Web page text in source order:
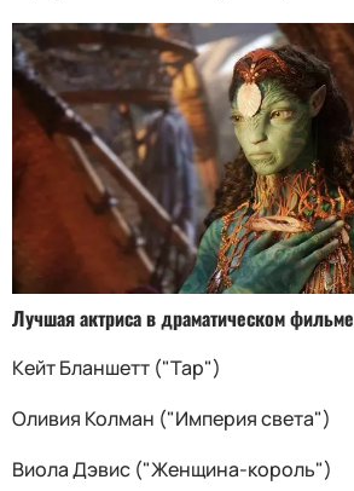
Лучшая актриса в драматическом фильме
Кейт Бланшетт ("Тар")
Оливия Колман ("Империя света")
Виола Дэвис ("Женщина-король")